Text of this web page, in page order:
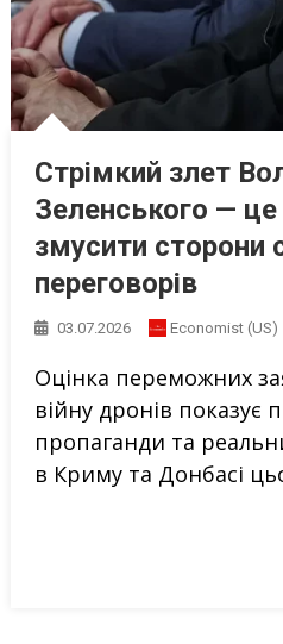
Стрімкий злет
Зеленського —
змусити сторони
переговорів
03.07.2026 Economist (US)
Оцінка переможних
війну дронів показує
пропаганди та
в Криму та Донбасі